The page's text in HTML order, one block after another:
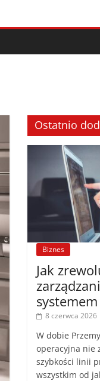
Ostatnio
Biznes
Jak
8 czerwca 2026
W dobie
operacyjna nie
szybkości linii
wszystkim od